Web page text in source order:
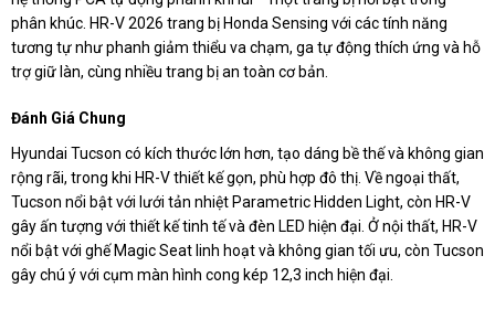
phân khúc. HR-V 2026 trang bị Honda Sensing với các tính năng
tương tự như phanh giảm thiểu va chạm, ga tự động thích ứng và hỗ
trợ giữ làn, cùng nhiều trang bị an toàn cơ bản.
Đánh Giá Chung
Hyundai Tucson có kích thước lớn hơn, tạo dáng bề thế và không gian
rộng rãi, trong khi HR-V thiết kế gọn, phù hợp đô thị. Về ngoại thất,
Tucson nổi bật với lưới tản nhiệt Parametric Hidden Light, còn HR-V
gây ấn tượng với thiết kế tinh tế và đèn LED hiện đại. Ở nội thất, HR-V
nổi bật với ghế Magic Seat linh hoạt và không gian tối ưu, còn Tucson
gây chú ý với cụm màn hình cong kép 12,3 inch hiện đại.